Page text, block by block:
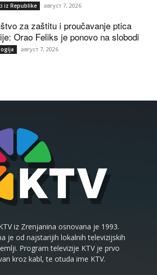
iz Republike август 7, 2026
za zaštitu i proučavanje ptica
Orao Feliks je ponovo na slobodi
август 7, 2026
iz Zrenjanina osnovana je 1993.
je od najstarijih lokalnih televizijskih
Program televizije KTV je prvo
kroz kabl, te otuda ime KTV.